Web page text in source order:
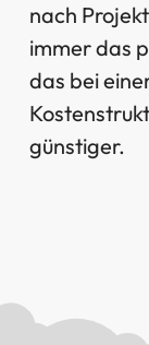
nach
immer das
das bei
günstiger.